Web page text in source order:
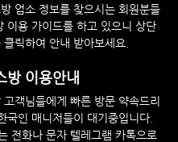
업소 정보를 찾으시는 회원분들
이용 가이드를 하고 있으니 상단
릭하여 안내 받아보세요.
방 이용안내
고객님들에게 빠른 방문 약속드리
국인 매니저들이 대기중입니다.
전화나 문자 텔레그램 카톡으로